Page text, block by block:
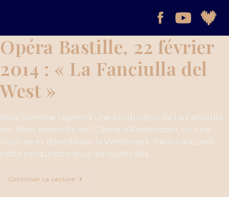
Opéra Bastille, 22 février
2014 : « La Fanciulla del
West »
Nina Stemme reprend une production de La Fanciulla
del West importée de l'Opéra d'Amsterdam, où s'est
illustrée et dévédéisée la Westbroek. Paris a accueilli
cette production sous les huées des…
Continuer La Lecture